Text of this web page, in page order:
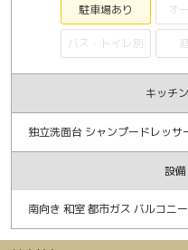
駐車場あり オ
バス・トイレ別
キッチ
独立洗面台 シャンプードレッサ
設
南向き 和室 都市ガス バルコニ